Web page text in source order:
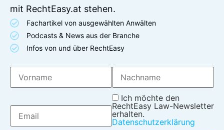
mit RechtEasy.at stehen.
Fachartikel von ausgewählten Anwälten
Podcasts & News aus der Branche
Infos von und über RechtEasy
Ich möchte den
RechtEasy Law-Newsletter
erhalten.
Datenschutzerklärung